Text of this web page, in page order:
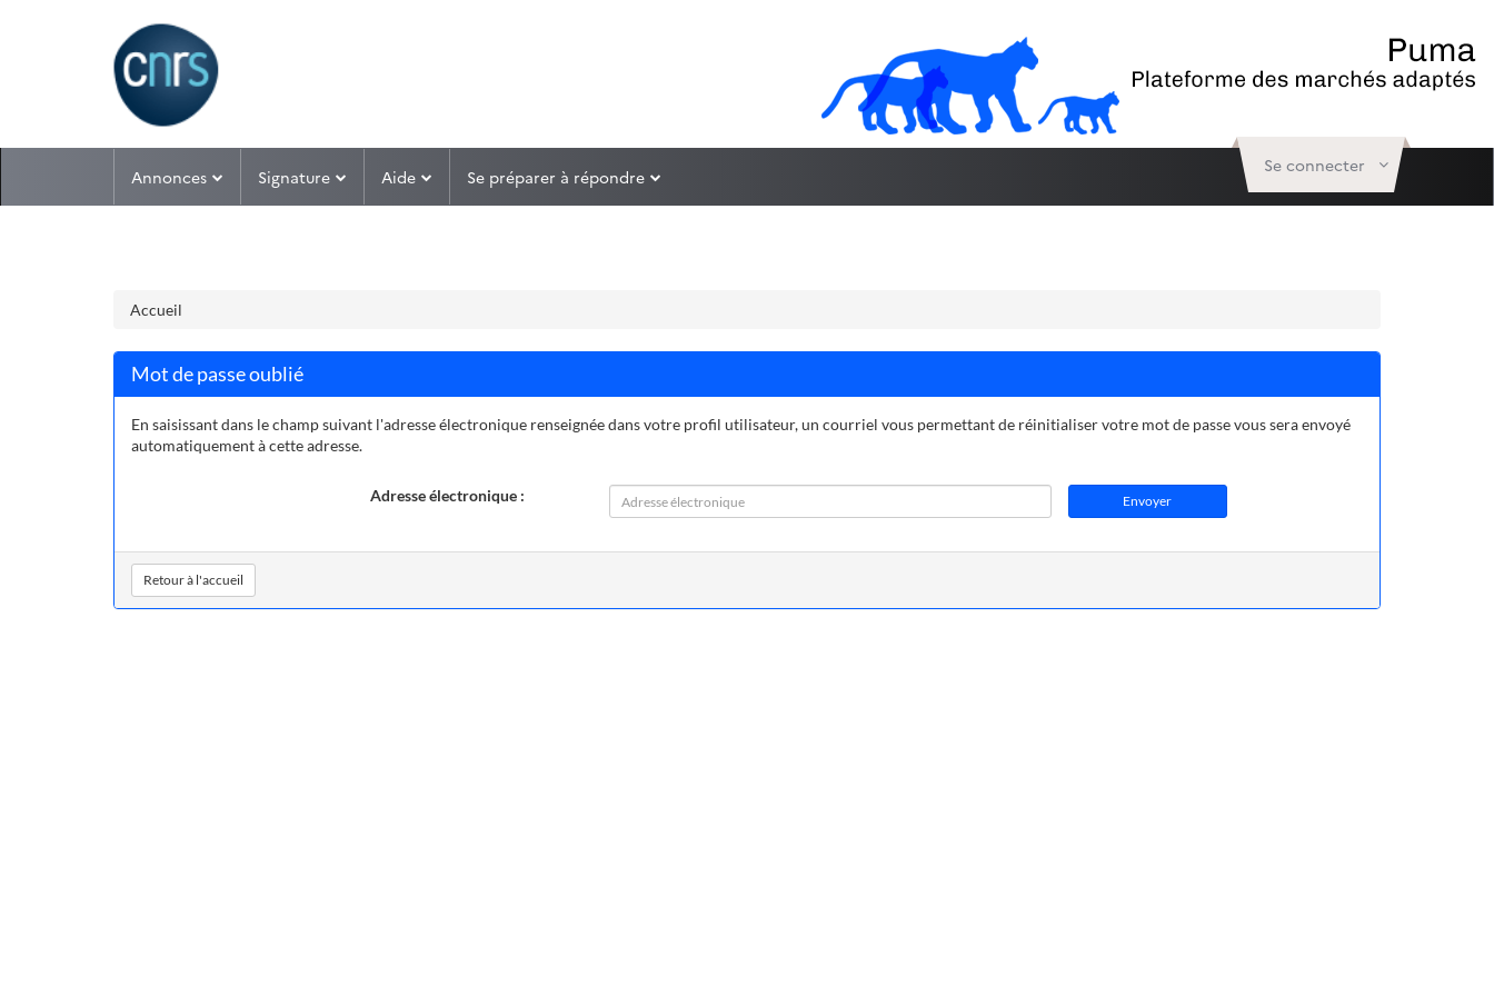
Se connecter
Annonces Signature Aide Se préparer à répondre
Accueil
Mot de passe oublié
En saisissant dans le champ suivant l'adresse électronique renseignée dans votre profil utilisateur, un courriel vous permettant de réinitialiser votre mot de passe vous sera envoyé
automatiquement à cette adresse.
Adresse électronique :
Retour à l'accueil